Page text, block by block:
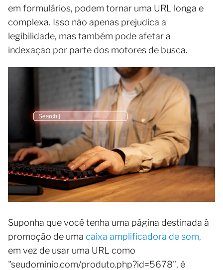
em formulários, podem tornar uma URL longa e
complexa. Isso não apenas prejudica a
legibilidade, mas também pode afetar a
indexação por parte dos motores de busca.
Suponha que você tenha uma página destinada à
promoção de uma caixa amplificadora de som,
em vez de usar uma URL como
"seudominio.com/produto.php?id=5678", é